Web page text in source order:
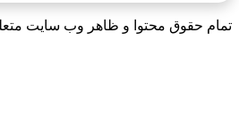
تمام حقوق محتوا و ظاهر وب سایت